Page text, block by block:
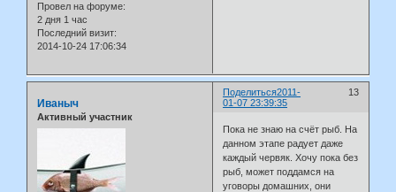
Провел на форуме:
2 дня 1 час
Последний визит:
2014-10-24 17:06:34
Поделиться 13
2011-
01-07 23:39:35
Иваныч
Активный участник
Пока не знаю на счёт рыб. На
данном этапе радует даже
каждый червяк. Хочу пока без
рыб, может поддамся на
уговоры домашних, они